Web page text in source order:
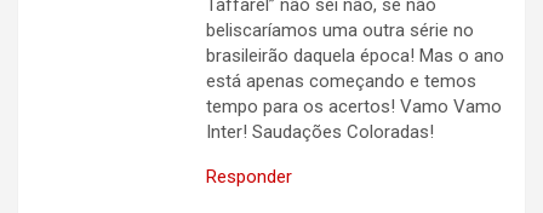
Taffarel” não sei não, se não
beliscaríamos uma outra série no
brasileirão daquela época! Mas o ano
está apenas começando e temos
tempo para os acertos! Vamo Vamo
Inter! Saudações Coloradas!
Responder